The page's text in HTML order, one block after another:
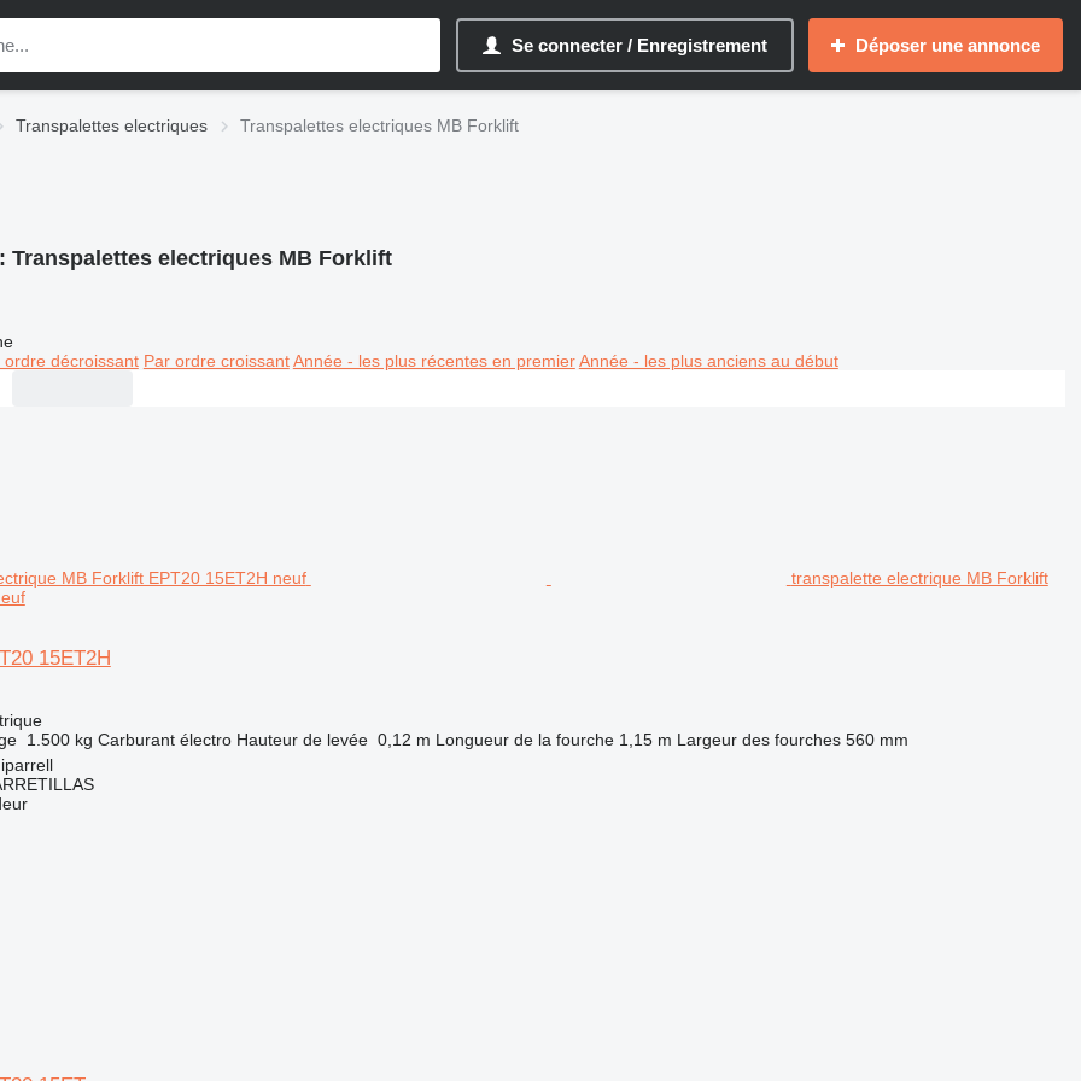
Se connecter / Enregistrement Déposer une annonce
Transpalettes electriques Transpalettes electriques MB Forklift
Transpalettes electriques MB Forklift
ordre décroissant Par ordre croissant Année - les plus récentes en premier Année - les plus anciens au début
transpalette electrique MB Forklift
15ET2H
1.500 kg Carburant électro Hauteur de levée 0,12 m Longueur de la fourche 1,15 m Largeur des fourches 560 mm